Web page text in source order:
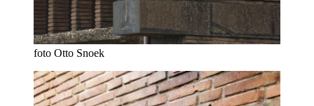
foto Otto Snoek